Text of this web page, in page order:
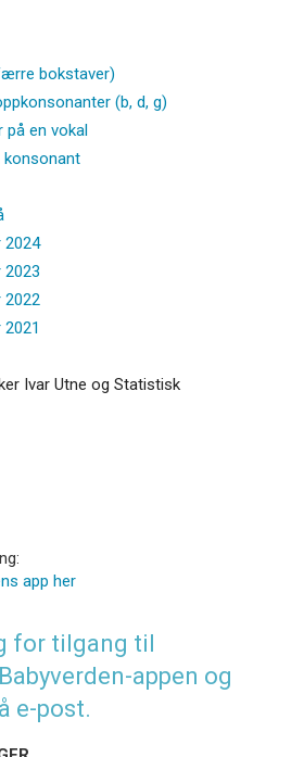
bokstaver)
(b, d, g)
på en vokal
konsonant
2024
Ivar Utne og Statistisk
app her
for tilgang til
appen og
e-post.